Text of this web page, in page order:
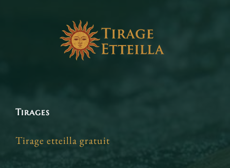
Tirages
Tirage etteilla gratuit